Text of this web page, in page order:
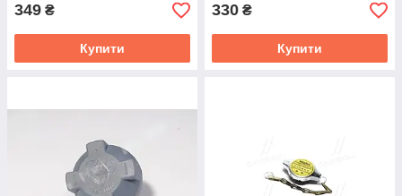
349 ₴
Купити
330 ₴
Купити